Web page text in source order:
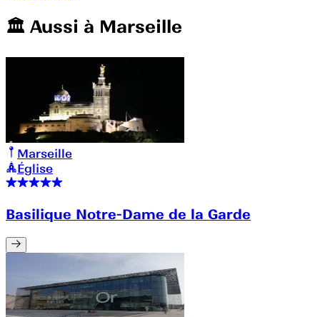
🏛️️ Aussi à Marseille
Marseille
Église
Basilique Notre-Dame de la Garde